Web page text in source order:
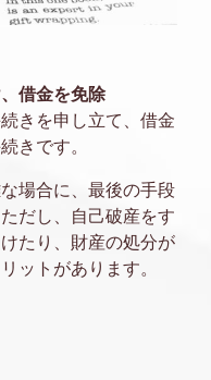
借金を免除
きを申し立て、借金
きです。
場合に、最後の手段
だし、自己破産をす
たり、財産の処分が
ットがあります。